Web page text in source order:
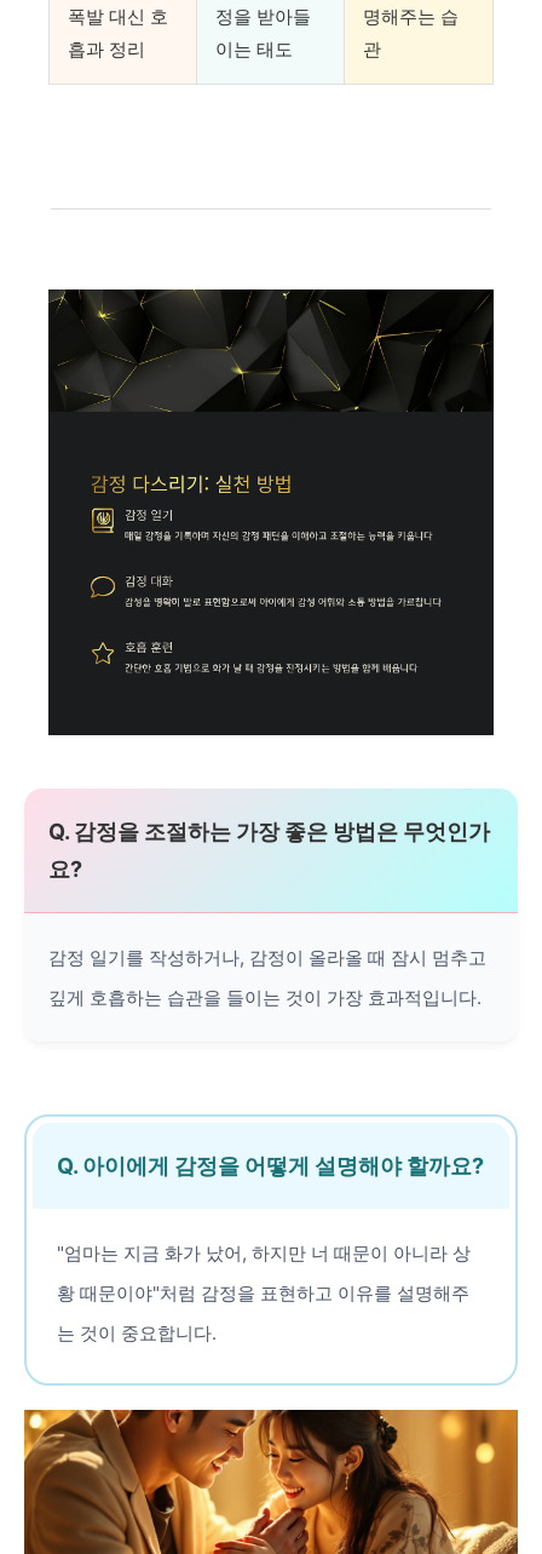
폭발 대신 호
흡과 정리
정을 받아들
이는 태도
명해주는 습
관
Q. 감정을 조절하는 가장 좋은 방법은 무엇인가
요?
감정 일기를 작성하거나, 감정이 올라올 때 잠시 멈추고
깊게 호흡하는 습관을 들이는 것이 가장 효과적입니다.
Q. 아이에게 감정을 어떻게 설명해야 할까요?
"엄마는 지금 화가 났어, 하지만 너 때문이 아니라 상
황 때문이야"처럼 감정을 표현하고 이유를 설명해주
는 것이 중요합니다.